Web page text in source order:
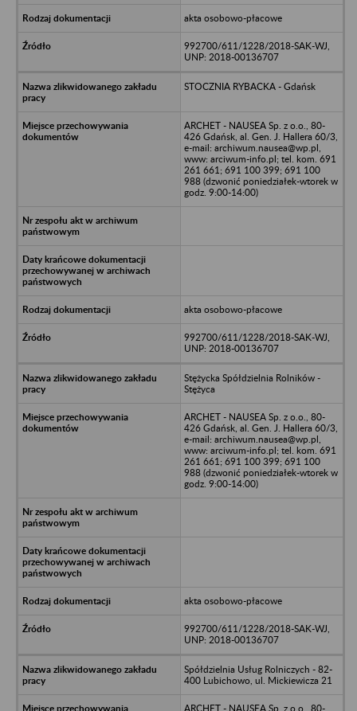
akta osobowo-płacowe
992700/611/1228/2018-SAK-WJ,
UNP: 2018-00136707
STOCZNIA RYBACKA - Gdańsk
ARCHET - NAUSEA Sp. z o.o., 80-
426 Gdańsk, al. Gen. J. Hallera 60/3,
e-mail: archiwum.nausea@wp.pl,
www: arciwum-info.pl; tel. kom. 691
261 661; 691 100 399; 691 100
988 (dzwonić poniedziałek-wtorek w
godz. 9:00-14:00)
akta osobowo-płacowe
992700/611/1228/2018-SAK-WJ,
UNP: 2018-00136707
Stężycka Spółdzielnia Rolników -
Stężyca
ARCHET - NAUSEA Sp. z o.o., 80-
426 Gdańsk, al. Gen. J. Hallera 60/3,
e-mail: archiwum.nausea@wp.pl,
www: arciwum-info.pl; tel. kom. 691
261 661; 691 100 399; 691 100
988 (dzwonić poniedziałek-wtorek w
godz. 9:00-14:00)
akta osobowo-płacowe
992700/611/1228/2018-SAK-WJ,
UNP: 2018-00136707
Spółdzielnia Usług Rolniczych - 82-
400 Lubichowo, ul. Mickiewicza 21
ARCHET - NAUSEA Sp. z o.o., 80-